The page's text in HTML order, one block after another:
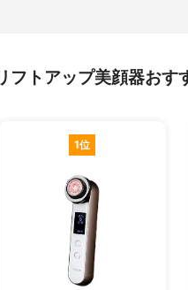
フトアップ美顔器おす
1位